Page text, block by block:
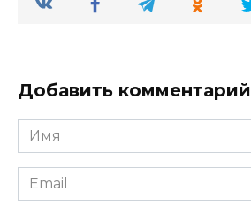
Добавить комментарий
Имя
*
Email
*